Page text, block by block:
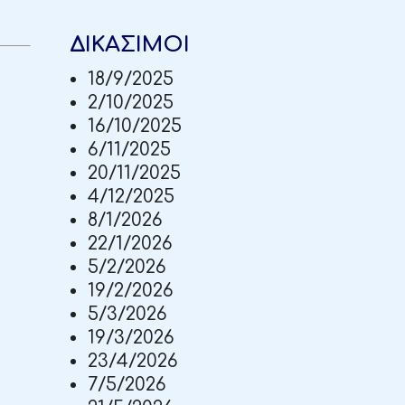
ΔΙΚΑΣΙΜΟΙ
18/9/2025
2/10/2025
16/10/2025
6/11/2025
20/11/2025
4/12/2025
8/1/2026
22/1/2026
5/2/2026
19/2/2026
5/3/2026
19/3/2026
23/4/2026
7/5/2026